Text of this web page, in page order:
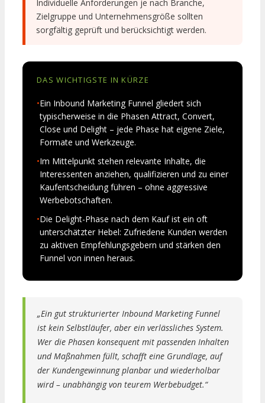
Individuelle Anforderungen je nach Branche,
Zielgruppe und Unternehmensgröße sollten
sorgfältig geprüft und berücksichtigt werden.
DAS WICHTIGSTE IN KÜRZE
•Ein Inbound Marketing Funnel gliedert sich
typischerweise in die Phasen Attract, Convert,
Close und Delight – jede Phase hat eigene Ziele,
Formate und Werkzeuge.
•Im Mittelpunkt stehen relevante Inhalte, die
Interessenten anziehen, qualifizieren und zu einer
Kaufentscheidung führen – ohne aggressive
Werbebotschaften.
•Die Delight-Phase nach dem Kauf ist ein oft
unterschätzter Hebel: Zufriedene Kunden werden
zu aktiven Empfehlungsgebern und stärken den
Funnel von innen heraus.
„Ein gut strukturierter Inbound Marketing Funnel
ist kein Selbstläufer, aber ein verlässliches System.
Wer die Phasen konsequent mit passenden Inhalten
und Maßnahmen füllt, schafft eine Grundlage, auf
der Kundengewinnung planbar und wiederholbar
wird – unabhängig von teurem Werbebudget.“